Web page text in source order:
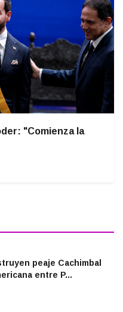
"Comienza la
peaje Cachimbal
entre P...